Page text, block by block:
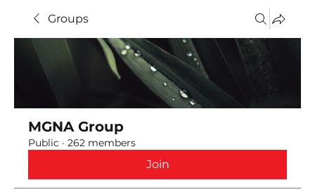
Groups
MGNA Group
Public · 262 members
Join